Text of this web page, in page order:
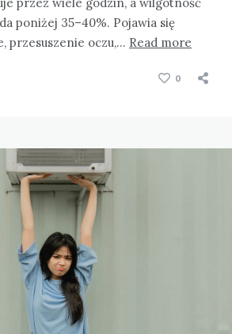
poniżej 35–40%. Pojawia się
przesuszenie oczu,… Read more
0